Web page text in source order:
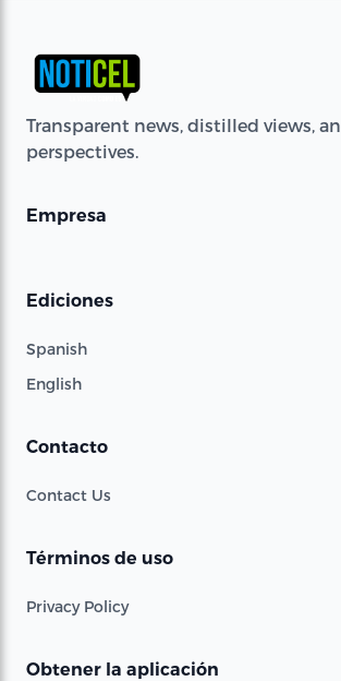
Transparent news, distilled views,
perspectives.
Empresa
Ediciones
Spanish
English
Contacto
Contact Us
Términos de uso
Privacy Policy
Obtener la aplicación